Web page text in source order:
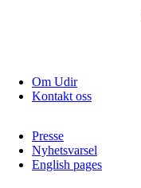
Om Udir
Kontakt oss
Presse
Nyhetsvarsel
English pages